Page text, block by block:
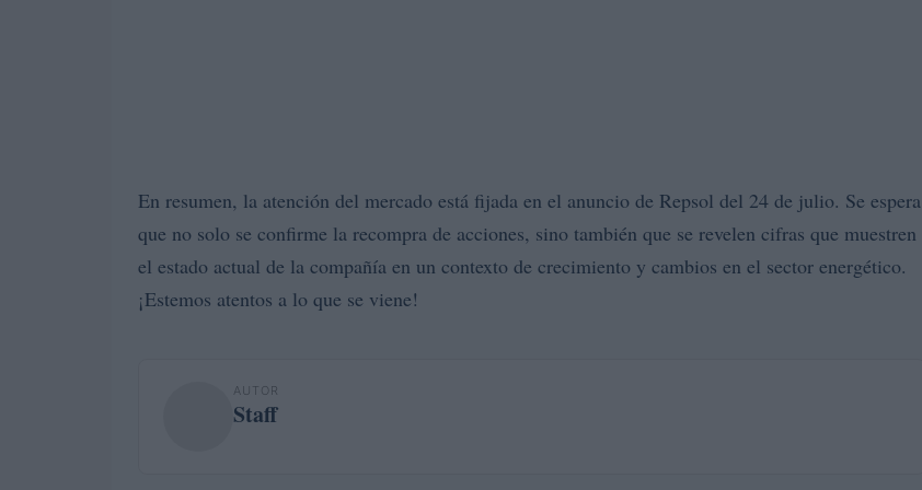
En resumen, la atención del mercado está fijada en el anuncio de Repsol del 24 de julio. Se espera
que no solo se confirme la recompra de acciones, sino también que se revelen cifras que muestren
el estado actual de la compañía en un contexto de crecimiento y cambios en el sector energético.
¡Estemos atentos a lo que se viene!
AUTOR
Staff